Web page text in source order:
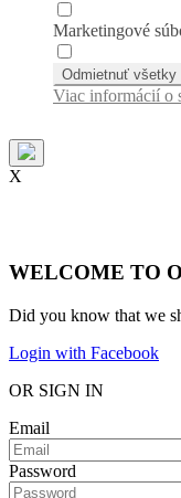
Marketingové
Odmietnuť všetky
Viac informácií o
X
WELCOME TO
Did you know that we
Login with Facebook
OR SIGN IN
Email
Password